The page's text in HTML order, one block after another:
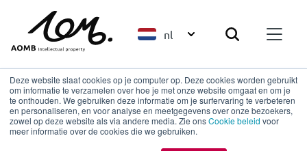
Deze website slaat cookies op je computer op. Deze cookies worden gebruikt
om informatie te verzamelen over hoe je met onze website omgaat en om je
te onthouden. We gebruiken deze informatie om je surfervaring te verbeteren
en personaliseren, en voor analyse en meetgegevens over onze bezoekers,
zowel op deze website als via andere media. Zie onsCookie beleid voor
meer informatie over de cookies die we gebruiken.
nl
Terug naar overzicht